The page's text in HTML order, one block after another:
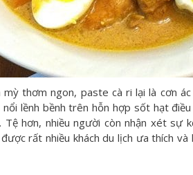
mỳ thơm ngon, paste cà ri lại là cơn
lềnh bềnh trên hỗn hợp sốt hạt
hơn, nhiều người còn nhận xét sự
rất nhiều khách du lịch ưa thích